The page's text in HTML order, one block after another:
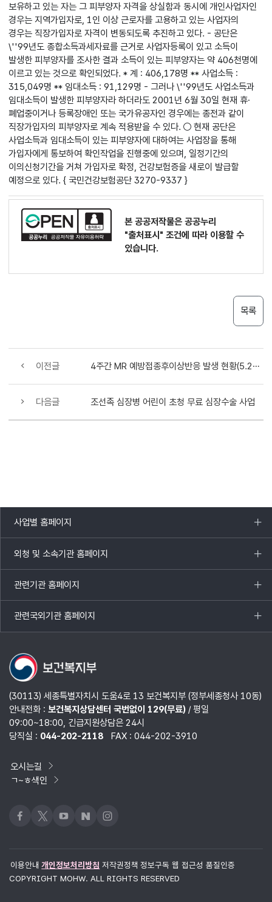
보유하고 있는 자는 그 피부양자 자격을 상실함과 동시에 개인사업자인
경우는 지역가입자로, 1인 이상 근로자를 고용하고 있는 사업자의
경우는 직장가입자로 자격이 변동되도록 추진하고 있다. - 공단은
\''99년도 종합소득과세자료를 근거로 사업자등록이 있고 소득이
발생한 피부양자를 조사한 결과 소득이 있는 피부양자는 약 406천명에
이르고 있는 것으로 확인되었다. * 계 : 406,178명 ** 사업소득 :
315,049명 ** 임대소득 : 91,129명 - 그러나 \''99년도 사업소득과
임대소득이 발생한 피부양자라 하더라도 2001년 6월 30일 현재 휴·
폐업중이거나 등록장애인 또는 국가유공자인 경우에는 종전과 같이
직장가입자의 피부양자로 계속 적용받을 수 있다. ○ 현재 공단은
사업소득과 임대소득이 있는 피부양자에 대하여는 사업장을 통해
가입자에게 통보하여 확인작업을 진행중에 있으며, 일정기간의
이의신청기간을 거쳐 가입자로 확정, 건강보험증을 새로이 발급할
예정으로 있다. { 국민건강보험공단 3270-9337 }
본 공공저작물은 공공누리
"출처표시" 조건에 따라 이용할 수
있습니다.
목록
이전글 4주간 MR 예방접종후이상반응 발생 현황(5.21~6.17)
다음글 조선족 심장병 어린이 초청 무료 심장수술 사업
사업별 홈페이지
목록
열기
외청 및 소속기관 홈페이지
목록
열기
관련기관 홈페이지
목록
열기
관련국외기관 홈페이지
목록
열기
(30113) 세종특별자치시 도움4로 13 보건복지부 (정부세종청사 10동)
안내전화 : 보건복지상담센터 국번없이 129(무료)/ 평일
09:00~18:00, 긴급지원상담은 24시
당직실 : 044-202-2118 FAX : 044-202-3910
오시는길
ㄱ~ㅎ색인
페이스북
x 유튜브네이버블로그
인스타그램
이용안내 개인정보처리방침 저작권정책 정보구독 웹 접근성 품질인증
COPYRIGHT MOHW. ALL RIGHTS RESERVED